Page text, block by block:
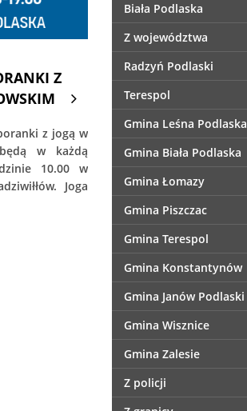
Z
z jogą w
w każdą
10.00 w
Joga
Biała Podlaska
Z województwa
Radzyń Podlaski
Terespol
Gmina Leśna Podlaska
Gmina Biała Podlaska
Gmina Łomazy
Gmina Piszczac
Gmina Terespol
Gmina Konstantynów
Gmina Janów Podlaski
Gmina Wisznice
Gmina Zalesie
Z policji